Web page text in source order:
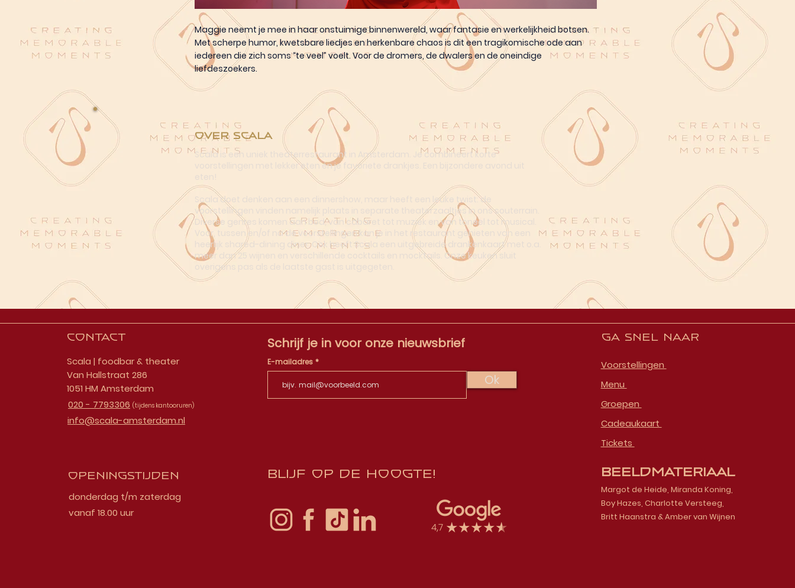
Maggie neemt je mee in haar onstuimige binnenwereld, waar fantasie en werkelijkheid botsen.
Met scherpe humor, kwetsbare liedjes en herkenbare chaos is dit een tragikomische ode aan
iedereen die zich soms “te veel” voelt. Voor de dromers, de dwalers en de oneindige
liefdeszoekers.
Over Scala
Scala is een uniek theaterrestaurant in Amsterdam. Je combineert korte
voorstellingen met lekker eten én je favoriete drankjes. Een bijzondere avond uit
Scala doet denken aan een dinnershow, maar heeft een leuke twist: de
voorstellingen vinden namelijk plaats in separate theaterzaaltjes in ons souterrain.
Diverse genres komen aan bod, van cabaret tot muziek en van toneel tot musical.
Voor, tussen en/of na de voorstellingen kan je in het restaurant genieten van een
heerlijk shared-dining diner. Ook heeft Scala een uitgebreide drankenkaart met o.a.
meer dan 25 wijnen en verschillende cocktails en mocktails. Onze keuken sluit
overigens pas als de laatste gast is uitgegeten.
Contact
Scala | foodbar & theater
Van Hallstraat 286
1051 HM Amsterdam
020 - 7793306 (tijdens kantooruren)
info@scala-amsterdam.nl
Openingstijden
donderdag t/m zaterdag
vanaf 18.00 uur
Schrijf je in voor onze nieuwsbrief
E-mailadres
Ok
Blijf op de hoogte!
Ga snel naar
Voorstellingen
Menu
Groepen
Cadeaukaart
Tickets
Beeldmateriaal
Margot de Heide, Miranda Koning,
Boy Hazes, Charlotte Versteeg,
Britt Haanstra & Amber van Wijnen